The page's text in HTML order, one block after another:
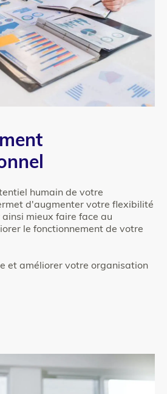
humain de votre
d'augmenter votre flexibilité
mieux faire face au
le fonctionnement de votre
et améliorer votre organisation